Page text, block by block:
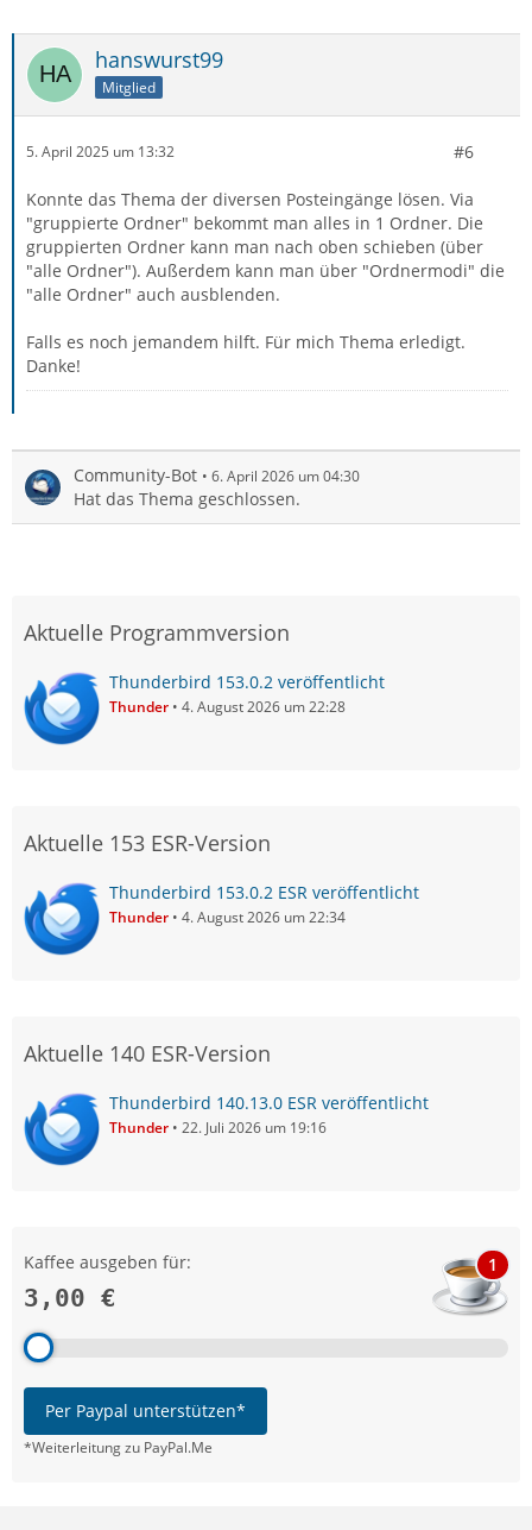
hanswurst99
Mitglied
5. April 2025 um 13:32 #6
Konnte das Thema der diversen Posteingänge lösen. Via
"gruppierte Ordner" bekommt man alles in 1 Ordner. Die
gruppierten Ordner kann man nach oben schieben (über
"alle Ordner"). Außerdem kann man über "Ordnermodi" die
"alle Ordner" auch ausblenden.
Falls es noch jemandem hilft. Für mich Thema erledigt.
Danke!
Community-Bot 6. April 2026 um 04:30
Hat das Thema geschlossen.
Aktuelle Programmversion
Thunderbird 153.0.2 veröffentlicht
Thunder 4. August 2026 um 22:28
Aktuelle 153 ESR-Version
Thunderbird 153.0.2 ESR veröffentlicht
Thunder 4. August 2026 um 22:34
Aktuelle 140 ESR-Version
Thunderbird 140.13.0 ESR veröffentlicht
Thunder 22. Juli 2026 um 19:16
Kaffee ausgeben für:
3,00 €
1
Per Paypal unterstützen*
*Weiterleitung zu PayPal.Me